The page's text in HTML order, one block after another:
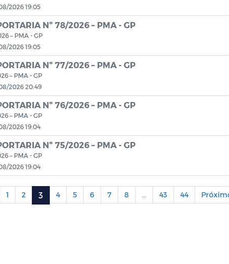
2026 19:05
Nº 78/2026 – PMA - GP
– PMA - GP
2026 19:05
Nº 77/2026 – PMA - GP
– PMA - GP
2026 20:49
Nº 76/2026 – PMA - GP
– PMA - GP
2026 19:04
Nº 75/2026 – PMA - GP
– PMA - GP
2026 19:04
1 2 3 4 5 6 7 8 ... 43 44